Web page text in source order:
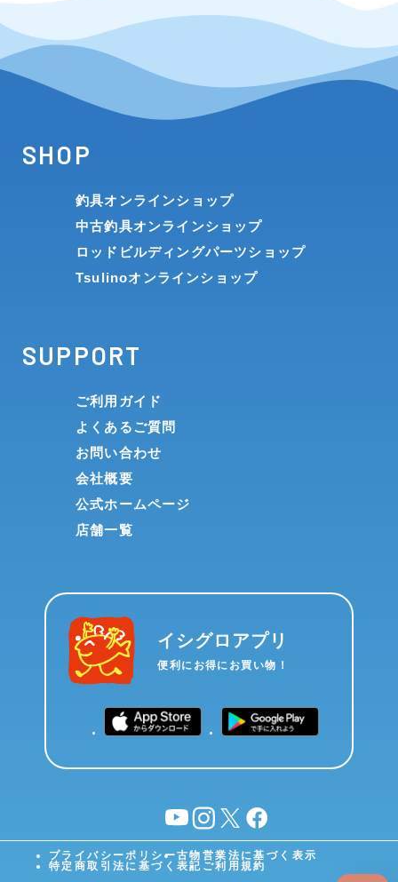
SHOP
釣具オンラインショップ
中古釣具オンラインショップ
ロッドビルディングパーツショップ
Tsulinoオンラインショップ
SUPPORT
ご利用ガイド
よくあるご質問
お問い合わせ
会社概要
公式ホームページ
店舗一覧
イシグロアプリ
便利にお得にお買い物！
YouTubeinstagram
X facebook
プライバシーポリシー古物営業法に基づく表示
特定商取引法に基づく表記 ご利用規約